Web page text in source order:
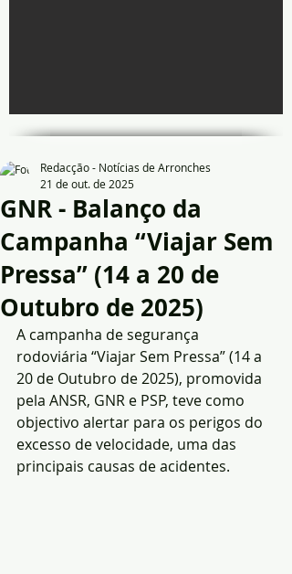
GNR - Balanço da
Campanha “Viajar Sem
Pressa” (14 a 20 de
Outubro de 2025)
Redacção - Notícias de Arronches
21 de out. de 2025
A campanha de segurança
rodoviária “Viajar Sem Pressa” (14 a
20 de Outubro de 2025), promovida
pela ANSR, GNR e PSP, teve como
objectivo alertar para os perigos do
excesso de velocidade, uma das
principais causas de acidentes.